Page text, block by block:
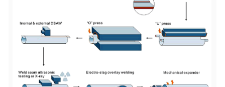
est la surface de la section transversale de l'éprouvette de
exprimée en millimètres carrés (pouces carrées), comme suit:
Pour les éprouvettes à section circulaire, 130 mm2 (0,20 pouce)
de 12,7 mm (0,500 pouce) et 8,9 mm (3,50 pouce) de diamètre;
pouce) pour les éprouvettes de 6,4 mm (0,250 pouce) de
a) 485 mm2 (0,75 pouce2) et b) la surface de la section
l'éprouvette,dérivé en utilisant le diamètre extérieur spécifié et